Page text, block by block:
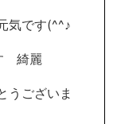
気です(^^♪
綺麗
うございま